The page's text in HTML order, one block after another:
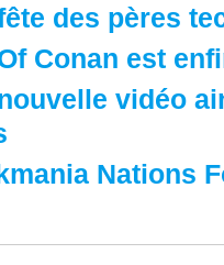
des pères
Conan est
vidéo
Nations